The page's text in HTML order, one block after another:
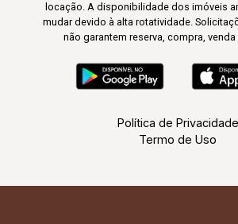
locação. A disponibilidade dos imóveis
mudar devido à alta rotatividade.
não garantem reserva, compra,
Política de Privacidade
Termo de Uso